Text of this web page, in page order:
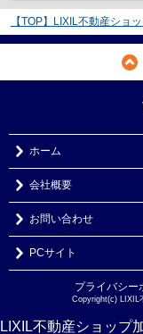
【TOP】LIXIL不動産ショ
ホーム
会社概要
お問い合わせ
PCサイト
プライバシー
Copyright(c) LIXIL
LIXIL不動産ショップ